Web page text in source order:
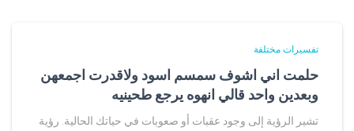
تفسيرات مختلفة
حلمت اني اشوف سمسم اسود ولاقدرت اجمعهن
وبعدين واحد قالي انهوه يرجع طحينيه
تشير الرؤية إلى وجود عقبات أو صعوبات في حياتك الحالية. رؤية